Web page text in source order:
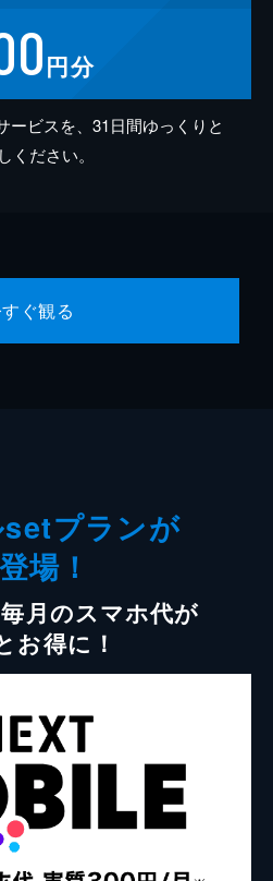
円分
ービスを、31日間ゆっくりと
ください。
ぐ観る
プランが
場！
月のスマホ代が
お得に！